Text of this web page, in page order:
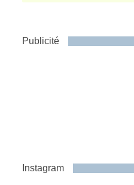
Publicité
Instagram